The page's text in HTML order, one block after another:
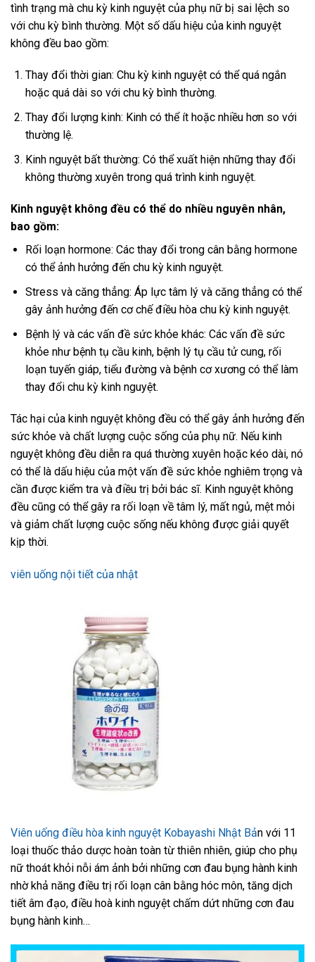
tình trạng mà chu kỳ kinh nguyệt của phụ nữ bị sai lệch so
với chu kỳ bình thường. Một số dấu hiệu của kinh nguyệt
không đều bao gồm:
Thay đổi thời gian: Chu kỳ kinh nguyệt có thể quá ngắn
hoặc quá dài so với chu kỳ bình thường.
Thay đổi lượng kinh: Kinh có thể ít hoặc nhiều hơn so với
thường lệ.
Kinh nguyệt bất thường: Có thể xuất hiện những thay đổi
không thường xuyên trong quá trình kinh nguyệt.
Kinh nguyệt không đều có thể do nhiều nguyên nhân,
bao gồm:
Rối loạn hormone: Các thay đổi trong cân bằng hormone
có thể ảnh hưởng đến chu kỳ kinh nguyệt.
Stress và căng thẳng: Áp lực tâm lý và căng thẳng có thể
gây ảnh hưởng đến cơ chế điều hòa chu kỳ kinh nguyệt.
Bệnh lý và các vấn đề sức khỏe khác: Các vấn đề sức
khỏe như bệnh tụ cầu kinh, bệnh lý tụ cầu tử cung, rối
loạn tuyến giáp, tiểu đường và bệnh cơ xương có thể làm
thay đổi chu kỳ kinh nguyệt.
Tác hại của kinh nguyệt không đều có thể gây ảnh hưởng đến
sức khỏe và chất lượng cuộc sống của phụ nữ. Nếu kinh
nguyệt không đều diễn ra quá thường xuyên hoặc kéo dài, nó
có thể là dấu hiệu của một vấn đề sức khỏe nghiêm trọng và
cần được kiểm tra và điều trị bởi bác sĩ. Kinh nguyệt không
đều cũng có thể gây ra rối loạn về tâm lý, mất ngủ, mệt mỏi
và giảm chất lượng cuộc sống nếu không được giải quyết
kịp thời.
viên uống nội tiết của nhật
Viên uống điều hòa kinh nguyệt Kobayashi Nhật Bản với 11
loại thuốc thảo dược hoàn toàn từ thiên nhiên, giúp cho phụ
nữ thoát khỏi nỗi ám ảnh bởi những cơn đau bụng hành kinh
nhờ khả năng điều trị rối loạn cân bằng hóc môn, tăng dịch
tiết âm đạo, điều hoà kinh nguyệt chấm dứt những cơn đau
bụng hành kinh…